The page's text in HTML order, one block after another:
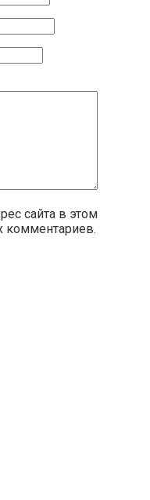
сайта в этом
комментариев.